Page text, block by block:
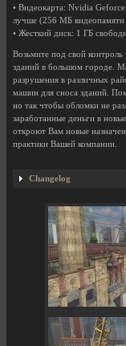
• Видеокарта: Nvidia
лучше (256 МБ видеопамяти
• Жесткий диск: 1 ГБ
Возьмите под свой
зданий в большом городе.
разрушения в различных
машин для сноса зданий.
но так чтобы обломки не
заработанные деньги в
откроют Вам новые
практики Вашей компании.
Changelog